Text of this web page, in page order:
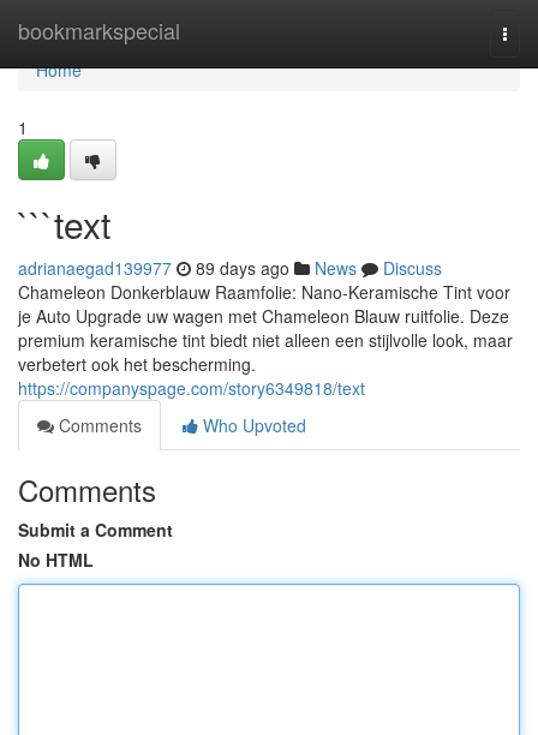
bookmarkspecial
Home
Home
1
```text
adrianaegad139977 89 days ago News
Discuss
Chameleon Donkerblauw Raamfolie: Nano-Keramische Tint voor
je Auto Upgrade uw wagen met Chameleon Blauw ruitfolie. Deze
premium keramische tint biedt niet alleen een stijlvolle look, maar
verbetert ook het bescherming.
https://companyspage.com/story6349818/text
Comments
Who Upvoted
Comments
Submit a Comment
No HTML